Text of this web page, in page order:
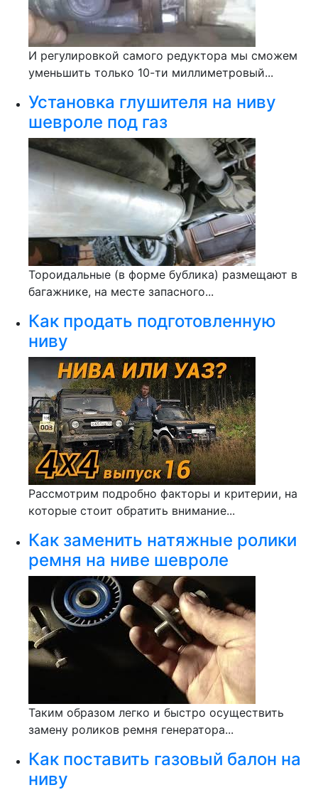
И регулировкой самого редуктора мы сможем
уменьшить только 10-ти миллиметровый...
Установка глушителя на ниву
шевроле под газ
Тороидальные (в форме бублика) размещают в
багажнике, на месте запасного...
Как продать подготовленную
ниву
Рассмотрим подробно факторы и критерии, на
которые стоит обратить внимание...
Как заменить натяжные ролики
ремня на ниве шевроле
Таким образом легко и быстро осуществить
замену роликов ремня генератора...
Как поставить газовый балон на
ниву